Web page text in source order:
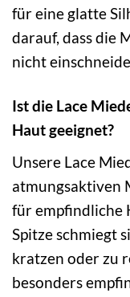
für eine glatte
darauf, dass die
nicht
Ist die Lace
Haut geeignet?
Unsere Lace
atmungsaktiven
für empfindliche
Spitze schmiegt
kratzen oder zu
besonders